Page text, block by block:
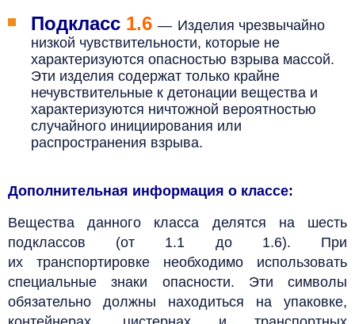
Подкласс 1.6 — Изделия чрезвычайно
низкой чувствительности, которые не
характеризуются опасностью взрыва массой.
Эти изделия содержат только крайне
нечувствительные к детонации вещества и
характеризуются ничтожной вероятностью
случайного инициирования или
распространения взрыва.
Дополнительная информация о классе:
Вещества данного класса делятся на шесть
подклассов (от 1.1 до 1.6). При
их транспортировке необходимо использовать
специальные знаки опасности. Эти символы
обязательно должны находиться на упаковке,